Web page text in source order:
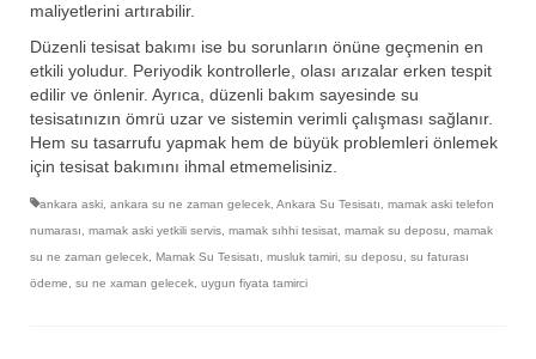
maliyetlerini artırabilir.
Düzenli tesisat bakımı ise bu sorunların önüne geçmenin en
etkili yoludur. Periyodik kontrollerle, olası arızalar erken tespit
edilir ve önlenir. Ayrıca, düzenli bakım sayesinde su
tesisatınızın ömrü uzar ve sistemin verimli çalışması sağlanır.
Hem su tasarrufu yapmak hem de büyük problemleri önlemek
için tesisat bakımını ihmal etmemelisiniz.
ankara aski, ankara su ne zaman gelecek, Ankara Su Tesisatı, mamak aski telefon
numarası, mamak aski yetkili servis, mamak sıhhi tesisat, mamak su deposu, mamak
su ne zaman gelecek, Mamak Su Tesisatı, musluk tamiri, su deposu, su faturası
ödeme, su ne xaman gelecek, uygun fiyata tamirci